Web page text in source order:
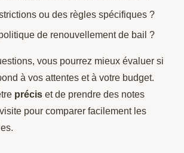
ou des règles spécifiques ?
de renouvellement de bail ?
vous pourrez mieux évaluer si
à vos attentes et à votre budget.
précis et de prendre des notes
pour comparer facilement les